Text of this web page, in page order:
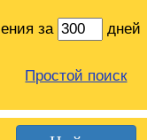
за дней
Простой поиск